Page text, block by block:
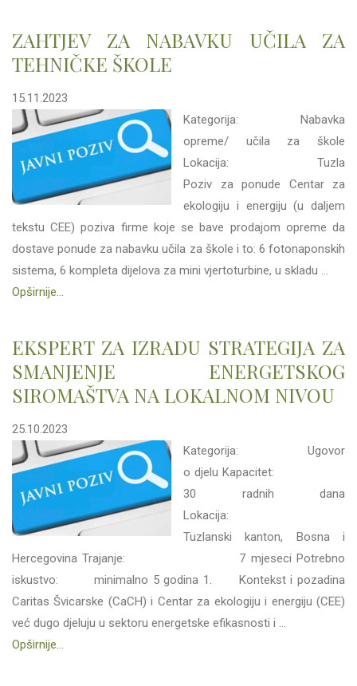
ZAHTJEV ZA NABAVKU UČILA ZA
TEHNIČKE ŠKOLE
15.11.2023
Kategorija: Nabavka
opreme/ učila za škole
Lokacija: Tuzla
Poziv za ponude Centar za
ekologiju i energiju (u daljem
tekstu CEE) poziva firme koje se bave prodajom opreme da
dostave ponude za nabavku učila za škole i to: 6 fotonaponskih
sistema, 6 kompleta dijelova za mini vjertoturbine, u skladu ...
Opširnije...
EKSPERT ZA IZRADU STRATEGIJA ZA
SMANJENJE ENERGETSKOG
SIROMAŠTVA NA LOKALNOM NIVOU
25.10.2023
Kategorija: Ugovor
o djelu Kapacitet:
30 radnih dana
Lokacija:
Tuzlanski kanton, Bosna i
Hercegovina Trajanje: 7 mjeseci Potrebno
iskustvo: minimalno 5 godina 1. Kontekst i pozadina
Caritas Švicarske (CaCH) i Centar za ekologiju i energiju (CEE)
već dugo djeluju u sektoru energetske efikasnosti i ...
Opširnije...